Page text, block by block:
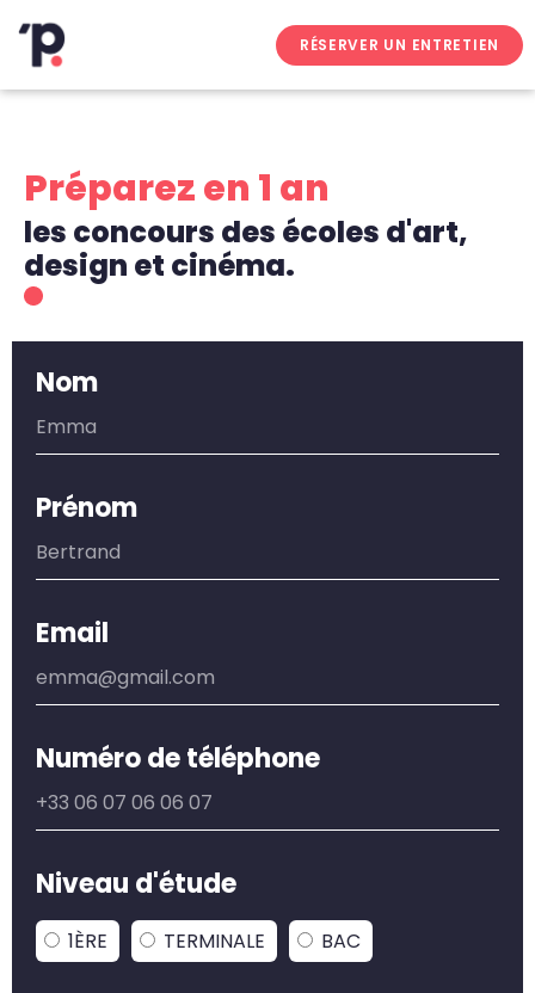
RÉSERVER UN ENTRETIEN
Préparez en 1 an
les concours des écoles d'art,
design et cinéma.
Nom
Prénom
Email
Numéro de téléphone
Niveau d'étude
1ÈRE TERMINALE BAC